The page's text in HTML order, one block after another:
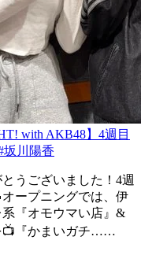
with AKB48】4週目
坂川陽香
うございました！4週
ープニングでは、伊
『オモウマい店』&
📺『かまいガチ……